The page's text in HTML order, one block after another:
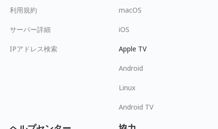
利用規約
サーバー詳細
IPアドレス検索
macOS
iOS
Apple TV
Android
Linux
Android TV